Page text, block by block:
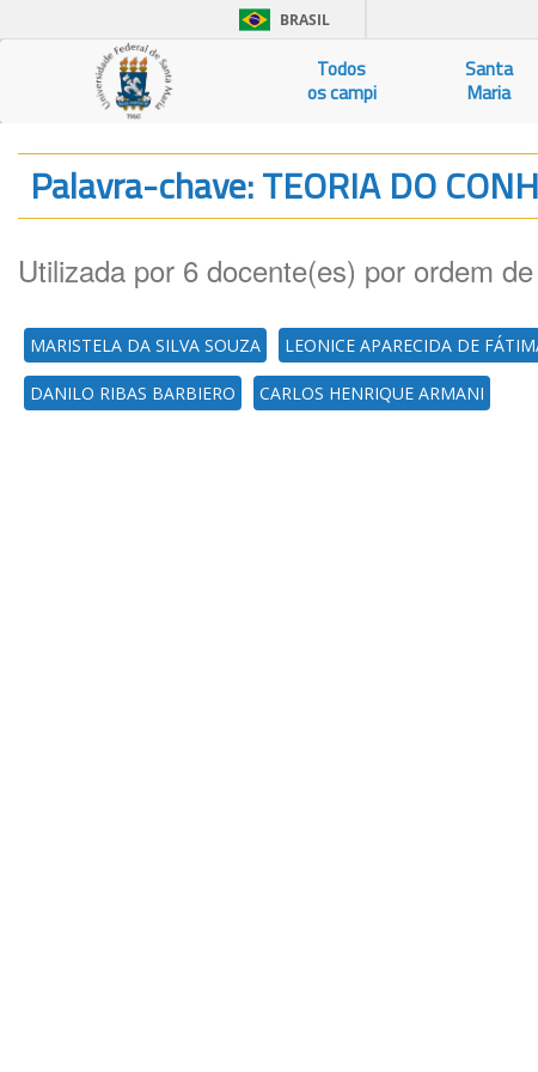
BRASIL
Todos
os campi
Santa
Maria
Palavra-chave: TEORIA DO
Utilizada por 6 docente(es) por ordem
MARISTELA DA SILVA SOUZA LEONICE APARECIDA DE
DANILO RIBAS BARBIERO CARLOS HENRIQUE ARMANI